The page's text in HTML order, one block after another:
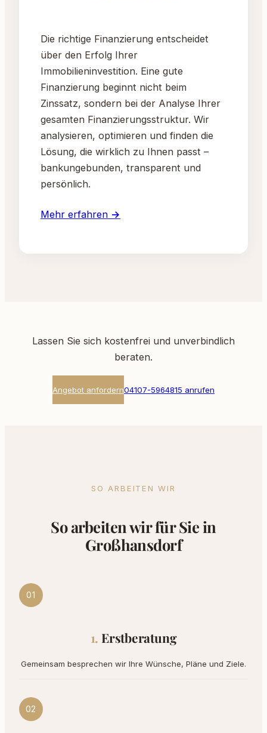
Die richtige Finanzierung entscheidet
über den Erfolg Ihrer
Immobilieninvestition. Eine gute
Finanzierung beginnt nicht beim
Zinssatz, sondern bei der Analyse Ihrer
gesamten Finanzierungsstruktur. Wir
analysieren, optimieren und finden die
Lösung, die wirklich zu Ihnen passt –
bankungebunden, transparent und
persönlich.
Mehr erfahren →
Lassen Sie sich kostenfrei und unverbindlich
beraten.
Angebot anfordern04107-5964815 anrufen
SO ARBEITEN WIR
So arbeiten wir für Sie in
Großhansdorf
01
Erstberatung
Gemeinsam besprechen wir Ihre Wünsche, Pläne und Ziele.
02